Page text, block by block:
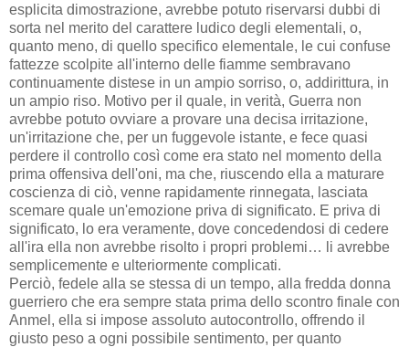
esplicita dimostrazione, avrebbe potuto riservarsi dubbi di
sorta nel merito del carattere ludico degli elementali, o,
quanto meno, di quello specifico elementale, le cui confuse
fattezze scolpite all'interno delle fiamme sembravano
continuamente distese in un ampio sorriso, o, addirittura, in
un ampio riso. Motivo per il quale, in verità, Guerra non
avrebbe potuto ovviare a provare una decisa irritazione,
un'irritazione che, per un fuggevole istante, e fece quasi
perdere il controllo così come era stato nel momento della
prima offensiva dell'oni, ma che, riuscendo ella a maturare
coscienza di ciò, venne rapidamente rinnegata, lasciata
scemare quale un'emozione priva di significato. E priva di
significato, lo era veramente, dove concedendosi di cedere
all'ira ella non avrebbe risolto i propri problemi… li avrebbe
semplicemente e ulteriormente complicati.
Perciò, fedele alla se stessa di un tempo, alla fredda donna
guerriero che era sempre stata prima dello scontro finale con
Anmel, ella si impose assoluto autocontrollo, offrendo il
giusto peso a ogni possibile sentimento, per quanto